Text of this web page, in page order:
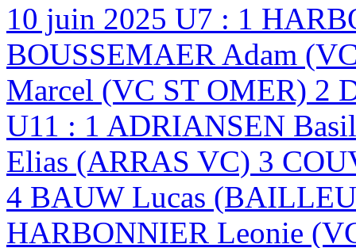
10 juin 2025 U7 : 1
BOUSSEMAER Adam
Marcel (VC ST OMER) 2
U11 : 1 ADRIANSEN
Elias (ARRAS VC) 3
4 BAUW Lucas
HARBONNIER Leonie